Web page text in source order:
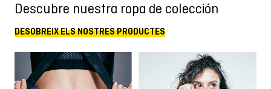
Descubre nuestra ropa de colección
DESOBREIX ELS NOSTRES PRODUCTES